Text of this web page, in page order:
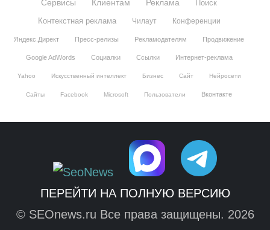
Сервисы Клиентам Реклама
Поиск
Контекстная реклама
Чилаут Конференции
Яндекс.Директ Пресс-релизы Рекламодателям Продвижение
Google AdWords Социалки Ссылки Интернет-реклама
Yahoo Искусственный интеллект Бизнес Сайт Нейросети
Сайты Facebook Microsoft Пользователи Вконтакте
ПЕРЕЙТИ НА ПОЛНУЮ ВЕРСИЮ
© SEOnews.ru Все права защищены. 2026